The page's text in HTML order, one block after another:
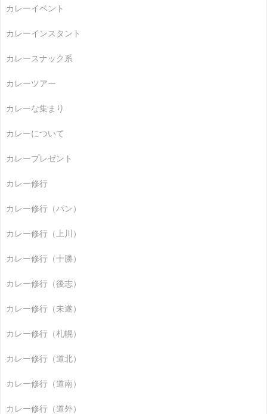
カレーイベント
カレーインスタント
カレースナック系
カレーツアー
カレーな集まり
カレーについて
カレープレゼント
カレー修行
カレー修行（パン）
カレー修行（上川）
カレー修行（十勝）
カレー修行（後志）
カレー修行（未遂）
カレー修行（札幌）
カレー修行（道北）
カレー修行（道南）
カレー修行（道外）